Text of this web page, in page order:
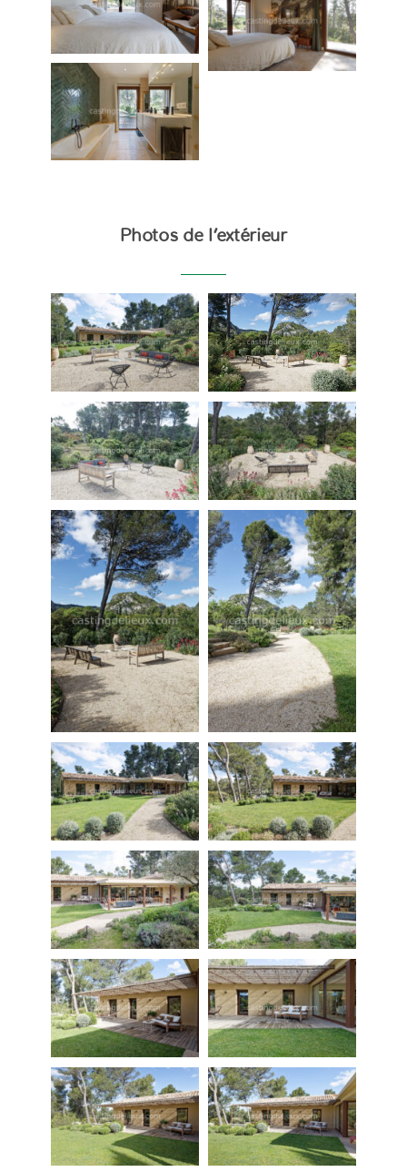
Photos de l’extérieur